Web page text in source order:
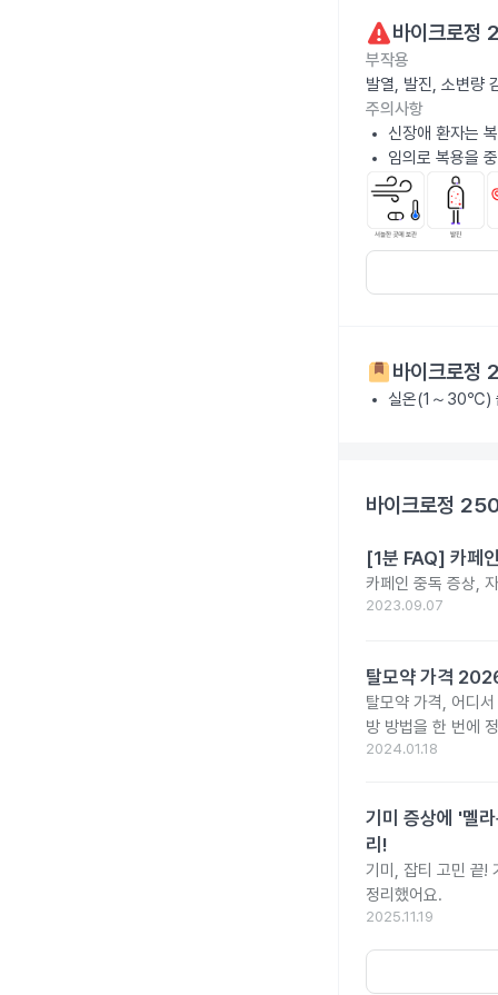
바이크로
부작용
발열, 발진, 소변량
주의사항
신장애 환자는
임의로 복용을
바이크로
실온(1～30℃)
바이크로정
[1분 FAQ] 카페
카페인 중독 증상,
2023.09.07
탈모약 가격
탈모약 가격, 어디
방 방법을 한 번에
2024.01.18
기미 증상에 '멜
리!
기미, 잡티 고민 끝!
정리했어요.
2025.11.19